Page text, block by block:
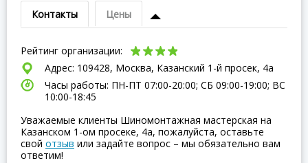
Контакты Цены
Рейтинг организации:
Адрес: 109428, Москва, Казанский 1-й просек, 4а
Часы работы: ПН-ПТ 07:00-20:00; СБ 09:00-19:00; ВC
10:00-18:45
Уважаемые клиенты Шиномонтажная мастерская на
Казанском 1-ом просеке, 4а, пожалуйста, оставьте
свой отзыв или задайте вопрос – мы обязательно вам
ответим!